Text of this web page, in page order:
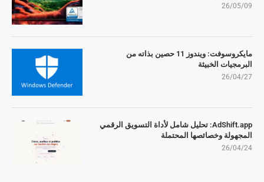
26/05/09
مايكروسوفت: ويندوز 11 حصين بذاته من
البرمجيات الخبيثة
26/04/27
AdShift.app: تحليل شامل لأداة التسويق الرقمي
المجهولة وخصائصها المحتملة
26/04/24